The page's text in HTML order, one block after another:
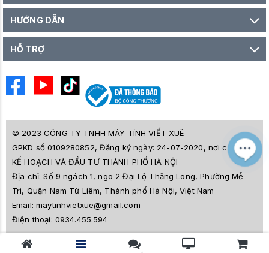
HƯỚNG DẪN
HỖ TRỢ
© 2023 CÔNG TY TNHH MÁY TÍNH VIẾT XUÊ
GPKD số 0109280852, Đăng ký ngày: 24-07-2020, nơi cấp SỞ
KẾ HOẠCH VÀ ĐẦU TƯ THÀNH PHỐ HÀ NỘI
Địa chỉ:Số 9 ngách 1, ngõ 2 Đại Lộ Thăng Long, Phường Mễ
Trì, Quận Nam Từ Liêm, Thành phố Hà Nội, Việt Nam
Email:maytinhvietxue@gmail.com
Điện thoại: 0934.455.594